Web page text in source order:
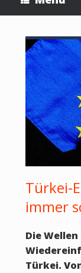
Türkei-
immer
Die
Türkei.